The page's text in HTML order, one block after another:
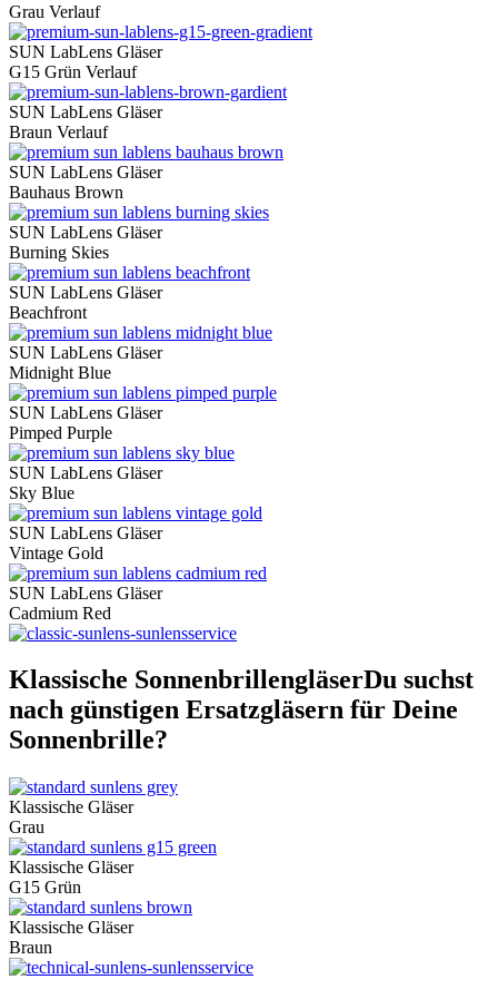
Grau Verlauf
SUN LabLens Gläser
G15 Grün Verlauf
SUN LabLens Gläser
Braun Verlauf
SUN LabLens Gläser
Bauhaus Brown
SUN LabLens Gläser
Burning Skies
SUN LabLens Gläser
Beachfront
SUN LabLens Gläser
Midnight Blue
SUN LabLens Gläser
Pimped Purple
SUN LabLens Gläser
Sky Blue
SUN LabLens Gläser
Vintage Gold
SUN LabLens Gläser
Cadmium Red
Klassische SonnenbrillengläserDu suchst
nach günstigen Ersatzgläsern für Deine
Sonnenbrille?
Klassische Gläser
Grau
Klassische Gläser
G15 Grün
Klassische Gläser
Braun